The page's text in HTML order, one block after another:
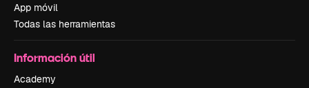
App móvil
Todas las herramientas
Información útil
Academy